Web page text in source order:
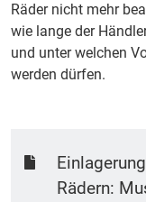
Räder nicht mehr
wie lange der
und unter welchen
werden dürfen.
Rädern: